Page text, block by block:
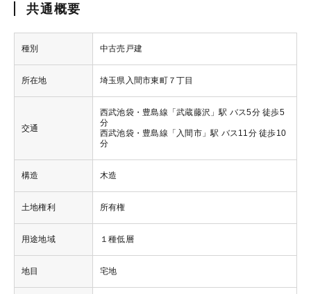
共通概要
種別 中古売戸建
所在地 埼玉県入間市東町７丁目
交通
西武池袋・豊島線「武蔵藤沢」駅 バス5分 徒歩5
分
西武池袋・豊島線「入間市」駅 バス11分 徒歩10
分
構造 木造
土地権利 所有権
用途地域 １種低層
地目 宅地